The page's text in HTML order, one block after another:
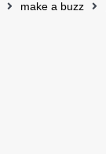
make a buzz